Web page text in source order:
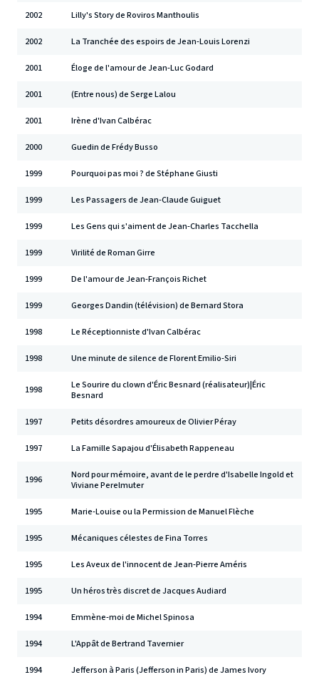
2002 Lilly's Story de Roviros Manthoulis
2002 La Tranchée des espoirs de Jean-Louis Lorenzi
2001 Éloge de l'amour de Jean-Luc Godard
2001 (Entre nous) de Serge Lalou
2001 Irène d'Ivan Calbérac
2000 Guedin de Frédy Busso
1999 Pourquoi pas moi ? de Stéphane Giusti
1999 Les Passagers de Jean-Claude Guiguet
1999 Les Gens qui s'aiment de Jean-Charles Tacchella
1999 Virilité de Roman Girre
1999 De l'amour de Jean-François Richet
1999 Georges Dandin (télévision) de Bernard Stora
1998 Le Réceptionniste d'Ivan Calbérac
1998 Une minute de silence de Florent Emilio-Siri
1998
Le Sourire du clown d'Éric Besnard (réalisateur)|Éric
Besnard
1997 Petits désordres amoureux de Olivier Péray
1997 La Famille Sapajou d'Élisabeth Rappeneau
1996
Nord pour mémoire, avant de le perdre d'Isabelle Ingold et
Viviane Perelmuter
1995 Marie-Louise ou la Permission de Manuel Flèche
1995 Mécaniques célestes de Fina Torres
1995 Les Aveux de l'innocent de Jean-Pierre Améris
1995 Un héros très discret de Jacques Audiard
1994 Emmène-moi de Michel Spinosa
1994 L'Appât de Bertrand Tavernier
1994 Jefferson à Paris (Jefferson in Paris) de James Ivory